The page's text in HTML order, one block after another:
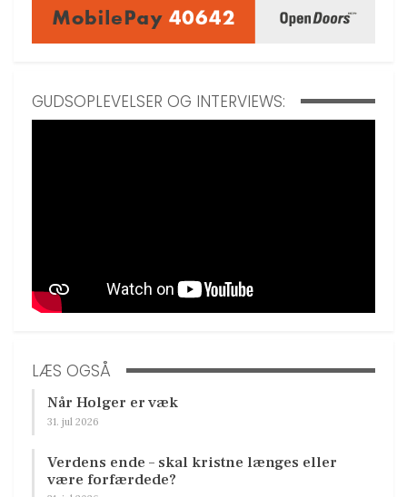
GUDSOPLEVELSER OG INTERVIEWS:
LÆS OGSÅ
Når Holger er væk
31. jul 2026
Verdens ende – skal kristne længes eller
være forfærdede?